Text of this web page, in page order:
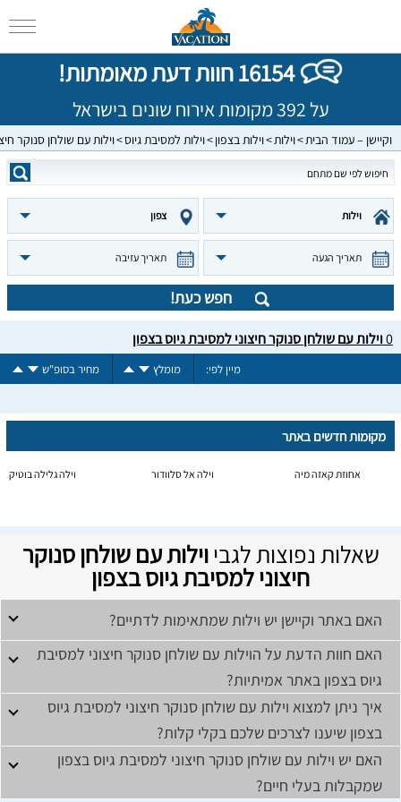
16154 חוות דעת מאומתות!
על 392 מקומות אירוח שונים בישראל
וקיישן – עמוד הבית וילות וילות בצפון וילות למסיבת גיוס וילות עם שולחן סנוקר
וילות צפון
תאריך הגעה תאריך עזיבה
חפש כעת!
0וילות עם שולחן סנוקר חיצוני למסיבת גיוס בצפון
מיין לפי: מומלץ מחיר בסופ"ש
מקומות חדשים באתר
אחוזת קאזה מיה וילה אל סלוודור וילה גלילה בוטיק
שאלות נפוצות לגביוילות עם שולחן סנוקר
חיצוני למסיבת גיוס בצפון
האם באתר וקיישן יש וילות שמתאימות לדתיים?
האם חוות הדעת על הוילות עם שולחן סנוקר חיצוני למסיבת
גיוס בצפון באתר אמיתיות?
איך ניתן למצוא וילות עם שולחן סנוקר חיצוני למסיבת גיוס
בצפון שיענו לצרכים שלכם בקלי קלות?
האם יש וילות עם שולחן סנוקר חיצוני למסיבת גיוס בצפון
שמקבלות בעלי חיים?